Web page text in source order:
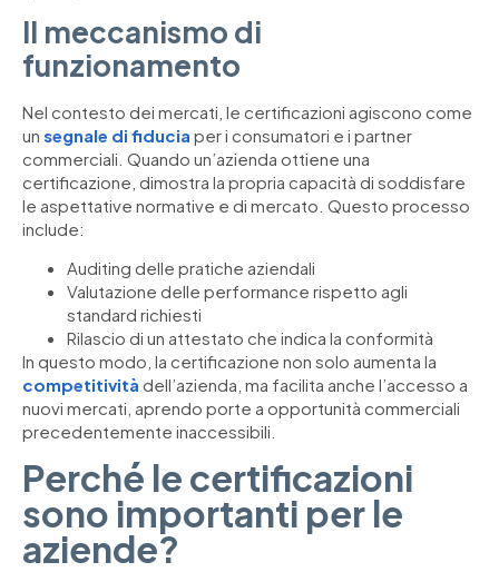
Il meccanismo di
funzionamento
Nel contesto dei mercati, le certificazioni agiscono come
un segnale di fiducia per i consumatori e i partner
commerciali. Quando un’azienda ottiene una
certificazione, dimostra la propria capacità di soddisfare
le aspettative normative e di mercato. Questo processo
include:
Auditing delle pratiche aziendali
Valutazione delle performance rispetto agli
standard richiesti
Rilascio di un attestato che indica la conformità
In questo modo, la certificazione non solo aumenta la
competitività dell’azienda, ma facilita anche l’accesso a
nuovi mercati, aprendo porte a opportunità commerciali
precedentemente inaccessibili.
Perché le certificazioni
sono importanti per le
aziende?